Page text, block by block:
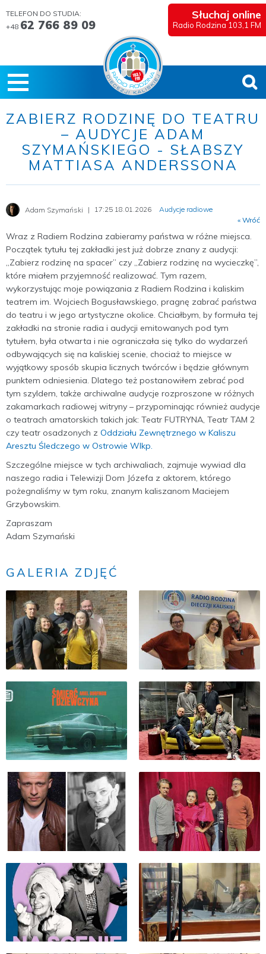
TELEFON DO STUDIA:
+48 62 766 89 09
Słuchaj online
Radio Rodzina 103,1 FM
ZABIERZ RODZINĘ DO TEATRU
– AUDYCJE ADAM
SZYMAŃSKIEGO - SŁABSZY
MATTIASA ANDERSSONA
Adam Szymański 17:25 18.01.2026
Audycje radiowe
« Wróć
Wraz z Radiem Rodzina zabieramy państwa w różne miejsca.
Początek tytułu tej zakładki jest już dobrze znany z audycji:
„Zabierz rodzinę na spacer” czy „Zabierz rodzinę na wycieczkę”,
które miałem przyjemność realizować. Tym razem,
wykorzystując moje powiązania z Radiem Rodzina i kaliskim
teatrem im. Wojciech Bogusławskiego, pragnę zabrać państwa
do teatru i w jego artystyczne okolice. Chciałbym, by formuła tej
zakładki na stronie radia i audycji emitowanych pod tym
tytułem, była otwarta i nie ograniczała się tylko do wydarzeń
odbywających się na kaliskiej scenie, chociaż to miejsce w
wyjątkowy sposób skupia licznych twórców i będzie głównym
punktem odniesienia. Dlatego też postanowiłem zebrać pod
tym szyldem, także archiwalne audycje rozproszone w różnych
zakamarkach radiowej witryny – przypominając również audycje
o teatrach amatorskich takich jak: Teatr FUTRYNA, Teatr TAM 2
czy teatr osadzonych z Oddziału Zewnętrznego w Kaliszu
Aresztu Śledczego w Ostrowie Wlkp.
Szczególne miejsce w tych archiwaliach, zajmuje wywiad dla
naszego radia i Telewizji Dom Józefa z aktorem, którego
pożegnaliśmy w tym roku, znanym kaliszanom Maciejem
Grzybowskim.
Zapraszam
Adam Szymański
GALERIA ZDJĘĆ